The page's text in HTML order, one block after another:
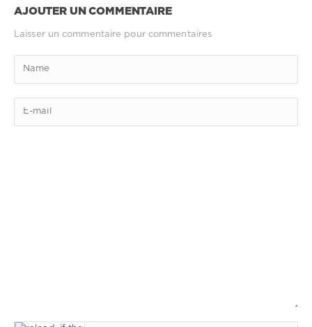
AJOUTER UN COMMENTAIRE
Laisser un commentaire pour commentaires